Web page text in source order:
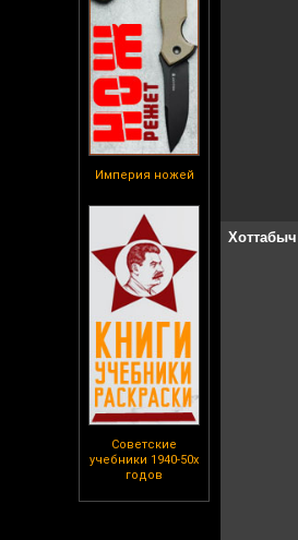
Империя ножей
Советские
учебники 1940-50х
годов
Хоттабыч